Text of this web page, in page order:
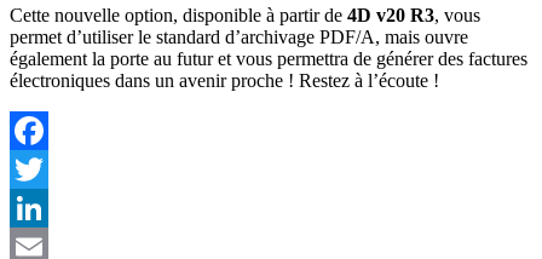
Cette nouvelle option, disponible à partir de 4D v20 R3, vous
permet d’utiliser le standard d’archivage PDF/A, mais ouvre
également la porte au futur et vous permettra de générer des factures
électroniques dans un avenir proche ! Restez à l’écoute !
Facebook
Twitter
LinkedIn